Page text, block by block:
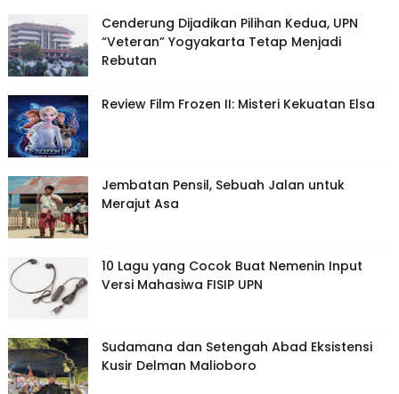
Cenderung Dijadikan Pilihan Kedua, UPN
“Veteran” Yogyakarta Tetap Menjadi
Rebutan
Review Film Frozen II: Misteri Kekuatan Elsa
Jembatan Pensil, Sebuah Jalan untuk
Merajut Asa
10 Lagu yang Cocok Buat Nemenin Input
Versi Mahasiwa FISIP UPN
Sudamana dan Setengah Abad Eksistensi
Kusir Delman Malioboro